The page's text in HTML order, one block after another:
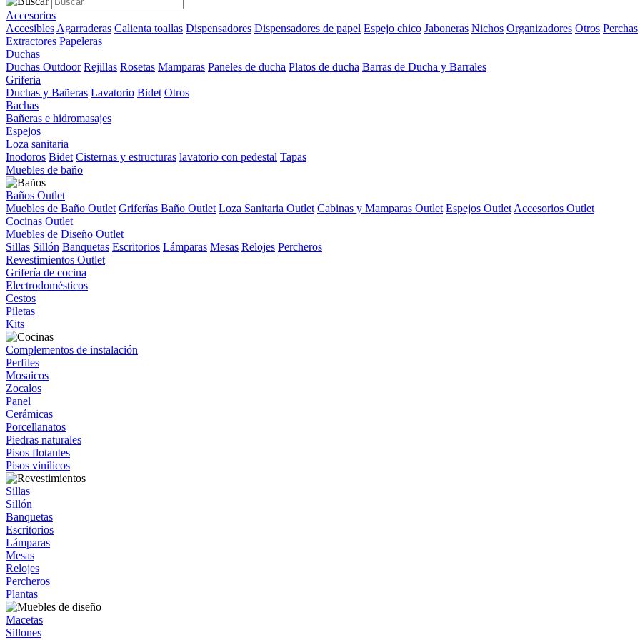
Accesorios
Accesibles Agarraderas Calienta toallas Dispensadores Dispensadores de papel Espejo chico Jaboneras Nichos Organizadores Otros Perchas
Extractores Papeleras
Duchas
Duchas Outdoor Rejillas Rosetas Mamparas Paneles de ducha Platos de ducha Barras de Ducha y Barrales
Griferia
Duchas y Bañeras Lavatorio Bidet Otros
Bachas
Bañeras e hidromasajes
Espejos
Loza sanitaria
Inodoros Bidet Cisternas y estructuras lavatorio con pedestal Tapas
Muebles de baño
Baños Outlet
Muebles de Baño Outlet Griferîas Baño Outlet Loza Sanitaria Outlet Cabinas y Mamparas Outlet Espejos Outlet Accesorios Outlet
Cocinas Outlet
Muebles de Diseño Outlet
Sillas Sillón Banquetas Escritorios Lámparas Mesas Relojes Percheros
Revestimientos Outlet
Grifería de cocina
Electrodomésticos
Cestos
Piletas
Kits
Complementos de instalación
Perfiles
Mosaicos
Zocalos
Panel
Cerámicas
Porcellanatos
Piedras naturales
Pisos flotantes
Pisos vinilicos
Sillas
Sillón
Banquetas
Escritorios
Lámparas
Mesas
Relojes
Percheros
Plantas
Macetas
Sillones